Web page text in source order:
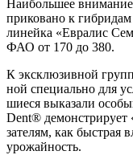
Наи­боль­шее
при­ко­ва­но к гибри­дам
линей­ка «Евра­лис
ФАО от 170 до 380.
К экс­клю­зив­ной
ной спе­ци­аль­но для
ши­е­ся выка­за­ли
Dent® демон­стри­ру­ет
за­те­лям, как быст­рая
урожайность.